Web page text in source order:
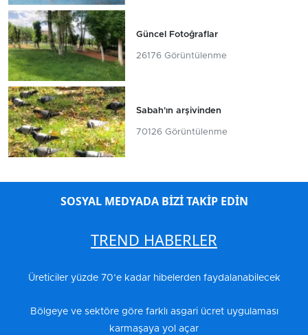
Güncel Fotoğraflar
26176 Görüntülenme
Sabah'ın arşivinden
70126 Görüntülenme
SOSYAL MEDYADA BİZİ TAKİP EDİN
TREND HABERLER
Üreticiler yüzde 70’e kadar hibelerden faydalanabilecek
Bölgeye ve sektöre göre farklı asgari ücret uygulaması
karmaşaya yol açar